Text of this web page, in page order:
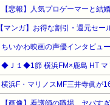
【悲報】人気プロゲーマーと結
【マンガ】お得な割引・還元セ
ちいかわ映画の声優インタビュー
◆Ｊ１◆1節 横浜FM×鹿島 HT マ
【画像】看護師の職場、ヤバ